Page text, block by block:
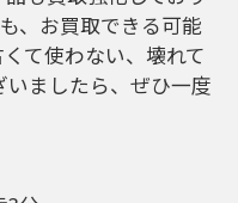
、お買取できる可能
て使わない、壊れて
ましたら、ぜひ一度